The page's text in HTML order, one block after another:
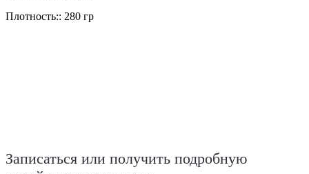
Плотность:: 280 гр
Записаться или получить подробную